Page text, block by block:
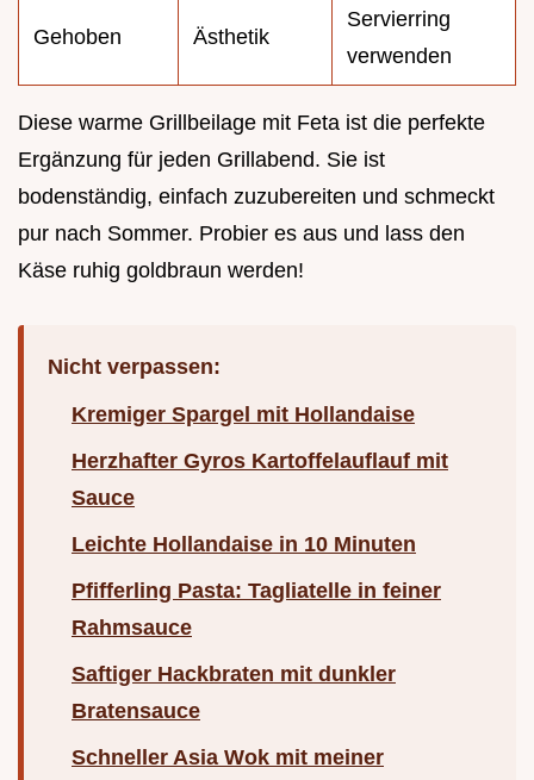
Gehoben Ästhetik
Servierring
verwenden
Diese warme Grillbeilage mit Feta ist die perfekte
Ergänzung für jeden Grillabend. Sie ist
bodenständig, einfach zuzubereiten und schmeckt
pur nach Sommer. Probier es aus und lass den
Käse ruhig goldbraun werden!
Nicht verpassen:
Kremiger Spargel mit Hollandaise
Herzhafter Gyros Kartoffelauflauf mit
Sauce
Leichte Hollandaise in 10 Minuten
Pfifferling Pasta: Tagliatelle in feiner
Rahmsauce
Saftiger Hackbraten mit dunkler
Bratensauce
Schneller Asia Wok mit meiner